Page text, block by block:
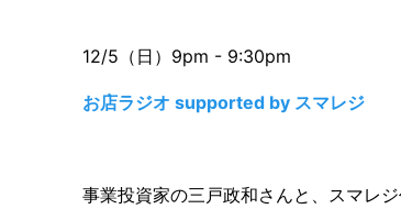
12/5（日）9pm - 9:30pm
お店ラジオ supported by スマレジ
事業投資家の三戸政和さんと、スマレ